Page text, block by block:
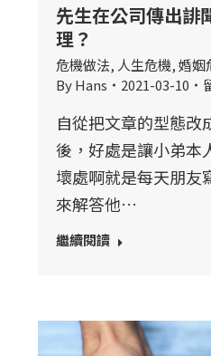
先生在公司傳出誹
理？
危機做法, 人生危機,婚姻
ByHans 2021-03-10
自從把文章的型態改
後，好處是讓小弟本
壞處啊就是每天朋友
來解答他…
繼續閱讀